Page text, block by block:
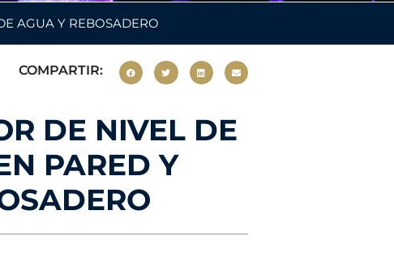
AGUA Y REBOSADERO
COMPARTIR:
DE NIVEL DE
PARED Y